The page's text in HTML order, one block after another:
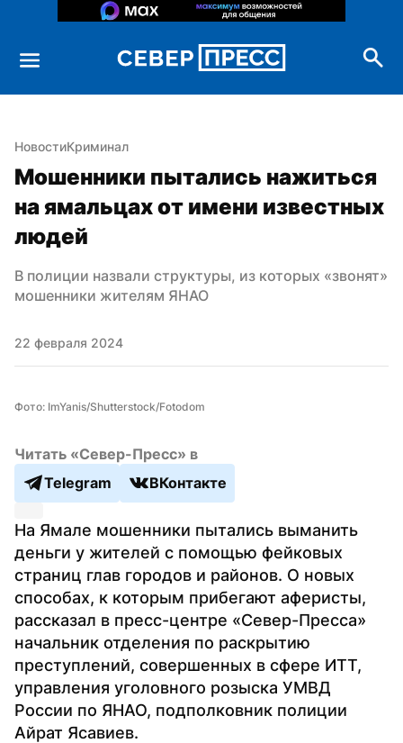
НовостиКриминал
Мошенники пытались нажиться
на ямальцах от имени известных
людей
В полиции назвали структуры, из которых «звонят»
мошенники жителям ЯНАО
22 февраля 2024
Фото: ImYanis/Shutterstock/Fotodom
Читать «Север-Пресс» в
Telegram
ВКонтакте
На Ямале мошенники пытались выманить
деньги у жителей с помощью фейковых
страниц глав городов и районов. О новых
способах, к которым прибегают аферисты,
рассказал в пресс-центре «Север-Пресса»
начальник отделения по раскрытию
преступлений, совершенных в сфере ИТТ,
управления уголовного розыска УМВД
России по ЯНАО, подполковник полиции
Айрат Ясавиев.